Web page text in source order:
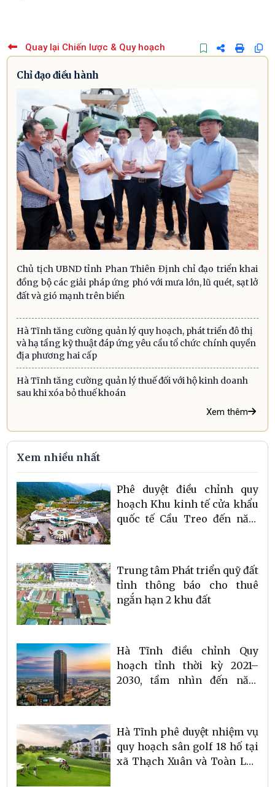
Quay lại Chiến lược & Quy hoạch
Chỉ đạo điều hành
Chủ tịch UBND tỉnh Phan Thiên Định chỉ đạo triển khai
đồng bộ các giải pháp ứng phó với mưa lớn, lũ quét, sạt lở
đất và gió mạnh trên biển
Hà Tĩnh tăng cường quản lý quy hoạch, phát triển đô thị
và hạ tầng kỹ thuật đáp ứng yêu cầu tổ chức chính quyền
địa phương hai cấp
Hà Tĩnh tăng cường quản lý thuế đối với hộ kinh doanh
sau khi xóa bỏ thuế khoán
Xem thêm
Xem nhiều nhất
Phê duyệt điều chỉnh quy
hoạch Khu kinh tế cửa khẩu
quốc tế Cầu Treo đến năm
Trung tâm Phát triển quỹ đất
tỉnh thông báo cho thuê
ngắn hạn 2 khu đất
Hà Tĩnh điều chỉnh Quy
hoạch tỉnh thời kỳ 2021–
2030, tầm nhìn đến năm
Hà Tĩnh phê duyệt nhiệm vụ
quy hoạch sân golf 18 hố tại
xã Thạch Xuân và Toàn Lưu